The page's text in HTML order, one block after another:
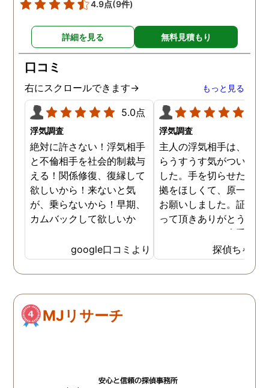
人で悩んでいた時は激しい
孤独感に襲われていました
が、探偵事務所の人達と出
会えたことで本当に救われ
ました。結果的に夫の不倫
の証拠を手にすることがで
き、大きなトラブルなく離
婚をすることができまし
た。
く離婚手続きを進めてい
ことができるとのことで
た。
4.9点(9件)
詳細を見る 無料見積もり
口コミ
右にスクロールできます→ もっと見る
5.0点
浮気調査
絶対に許さない！浮気相手
と不倫相手を社会的制裁与
える！関係修復、復縁して
欲しいから！来ないと気
が、乗らないから！早期、
カムバックして欲しいか
google口コミより
浮気調査
主人の浮気相手は、以前
らうすうす気がついてい
した。手を切らせたくて
拠をほしくて、原一さん
お願いしました。証拠を
って頂きありがとうござ
ました。やはり大手の会
は違いますね。探偵ちゃん
MJリサーチ